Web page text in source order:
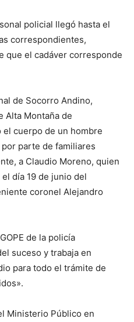
policial llegó hasta el
correspondientes,
que el cadáver corresponde
de Socorro Andino,
Alta Montaña de
cuerpo de un hombre
parte de familiares
a Claudio Moreno, quien
día 19 de junio del
coronel Alejandro
de la policía
suceso y trabaja en
para todo el trámite de
Ministerio Público en